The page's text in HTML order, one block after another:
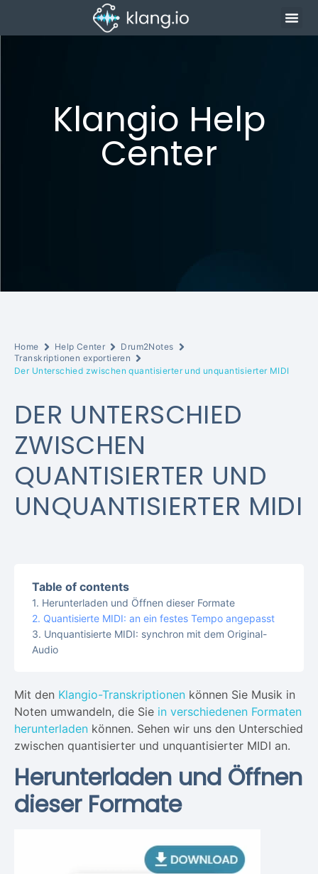
Klangio Help
Center
Home Help Center
Drum2Notes
Transkriptionen exportieren
Der Unterschied zwischen quantisierter und unquantisierter MIDI
DER UNTERSCHIED
ZWISCHEN
QUANTISIERTER UND
UNQUANTISIERTER MIDI
Table of contents
Herunterladen und Öffnen dieser Formate
Quantisierte MIDI: an ein festes Tempo angepasst
Unquantisierte MIDI: synchron mit dem Original-
Audio
Mit den Klangio-Transkriptionen können Sie Musik in
Noten umwandeln, die Sie in verschiedenen Formaten
herunterladen können. Sehen wir uns den Unterschied
zwischen quantisierter und unquantisierter MIDI an.
Herunterladen und Öffnen
dieser Formate